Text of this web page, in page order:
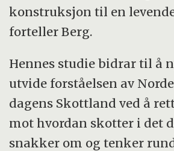
konstruksjon til en
forteller Berg.
Hennes studie bidrar til å
utvide forståelsen av
dagens Skottland ved å
mot hvordan skotter i det
snakker om og tenker